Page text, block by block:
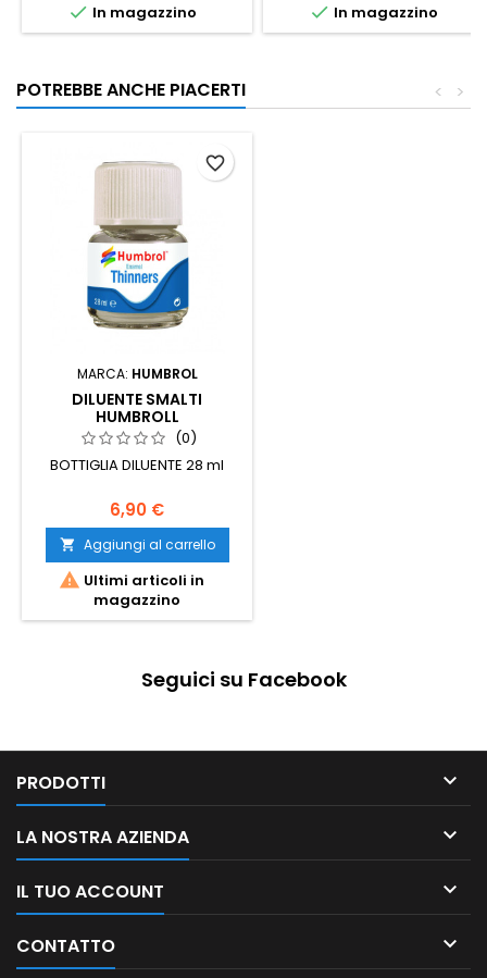
 In magazzino  In magazzino
POTREBBE ANCHE PIACERTI >
<
MARCA: HUMBROL
DILUENTE SMALTI
HUMBROLL
(0)
BOTTIGLIA DILUENTE 28 ml
6,90 €
 Aggiungi al carrello
 Ultimi articoli in
magazzino
favorite_border
Seguici su Facebook
PRODOTTI 
LA NOSTRA AZIENDA 
IL TUO ACCOUNT 
CONTATTO 